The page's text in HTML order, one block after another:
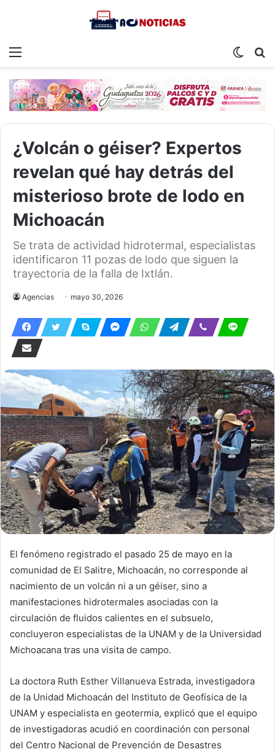
Menu
Switch
¿Volcán o géiser? Expertos
revelan qué hay detrás del
misterioso brote de lodo en
Michoacán
Se trata de actividad hidrotermal, especialistas
identificaron 11 pozas de lodo que siguen la
trayectoria de la falla de Ixtlán.
Agencias mayo 30, 2026
El fenómeno registrado el pasado 25 de mayo en la
comunidad de El Salitre, Michoacán, no corresponde al
nacimiento de un volcán ni a un géiser, sino a
manifestaciones hidrotermales asociadas con la
circulación de fluidos calientes en el subsuelo,
concluyeron especialistas de la UNAM y de la Universidad
Michoacana tras una visita de campo.
La doctora Ruth Esther Villanueva Estrada, investigadora
de la Unidad Michoacán del Instituto de Geofísica de la
UNAM y especialista en geotermia, explicó que el equipo
de investigadoras acudió en coordinación con personal
del Centro Nacional de Prevención de Desastres